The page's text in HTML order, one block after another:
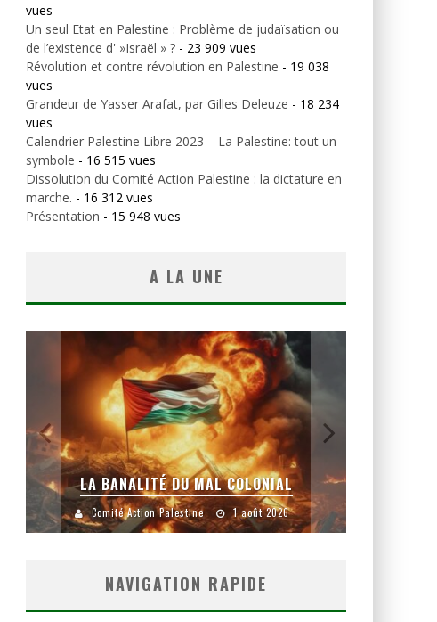
vues
Un seul Etat en Palestine : Problème de judaïsation ou
de l’existence d' »Israël » ? - 23 909 vues
Révolution et contre révolution en Palestine - 19 038
vues
Grandeur de Yasser Arafat, par Gilles Deleuze - 18 234
vues
Calendrier Palestine Libre 2023 – La Palestine: tout un
symbole - 16 515 vues
Dissolution du Comité Action Palestine : la dictature en
marche. - 16 312 vues
Présentation - 15 948 vues
A LA UNE
LA BANALITÉ DU MAL COLONIAL
Comité Action Palestine 1 août 2026
NAVIGATION RAPIDE